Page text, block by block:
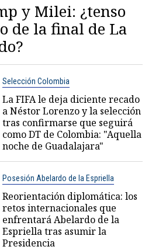
y Milei: ¿tenso
de la final de La
Selección Colombia
La FIFA le deja diciente recado
a Néstor Lorenzo y la selección
tras confirmarse que seguirá
como DT de Colombia: "Aquella
noche de Guadalajara"
Posesión Abelardo de la Espriella
Reorientación diplomática: los
retos internacionales que
enfrentará Abelardo de la
Espriella tras asumir la
Presidencia